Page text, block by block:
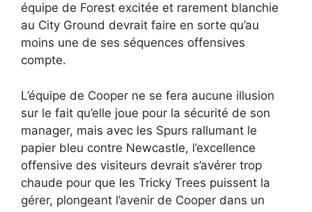
équipe de Forest excitée et rarement blanchie
au City Ground devrait faire en sorte qu’au
moins une de ses séquences offensives
compte.
L’équipe de Cooper ne se fera aucune illusion
sur le fait qu’elle joue pour la sécurité de son
manager, mais avec les Spurs rallumant le
papier bleu contre Newcastle, l’excellence
offensive des visiteurs devrait s’avérer trop
chaude pour que les Tricky Trees puissent la
gérer, plongeant l’avenir de Cooper dans un